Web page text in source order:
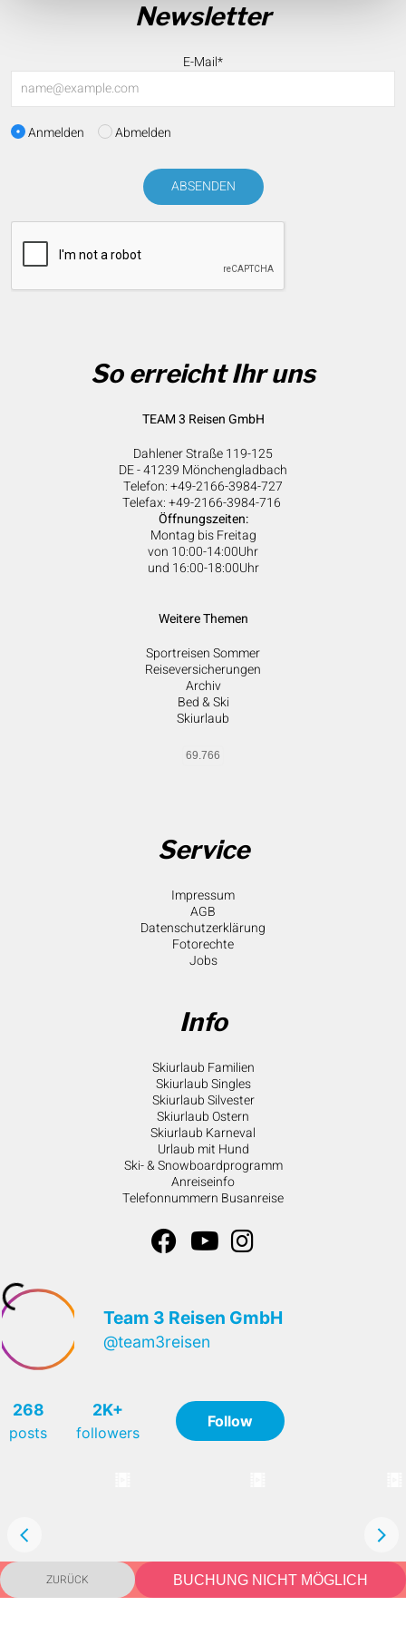
ZURÜCK BUCHUNG NICHT MÖGLICH
Newsletter
E-Mail*
Anmelden Abmelden
ABSENDEN
So erreicht Ihr uns
TEAM 3 Reisen GmbH
Dahlener Straße 119-125
DE - 41239 Mönchengladbach
Telefon: +49-2166-3984-727
Telefax: +49-2166-3984-716
Öffnungszeiten:
Montag bis Freitag
von 10:00-14:00Uhr
und 16:00-18:00Uhr
Weitere Themen
Sportreisen Sommer
Reiseversicherungen
Archiv
Bed & Ski
Skiurlaub
69.766
Service
Impressum
AGB
Datenschutzerklärung
Fotorechte
Jobs
Info
Skiurlaub Familien
Skiurlaub Singles
Skiurlaub Silvester
Skiurlaub Ostern
Skiurlaub Karneval
Urlaub mit Hund
Ski- & Snowboardprogramm
Anreiseinfo
Telefonnummern Busanreise